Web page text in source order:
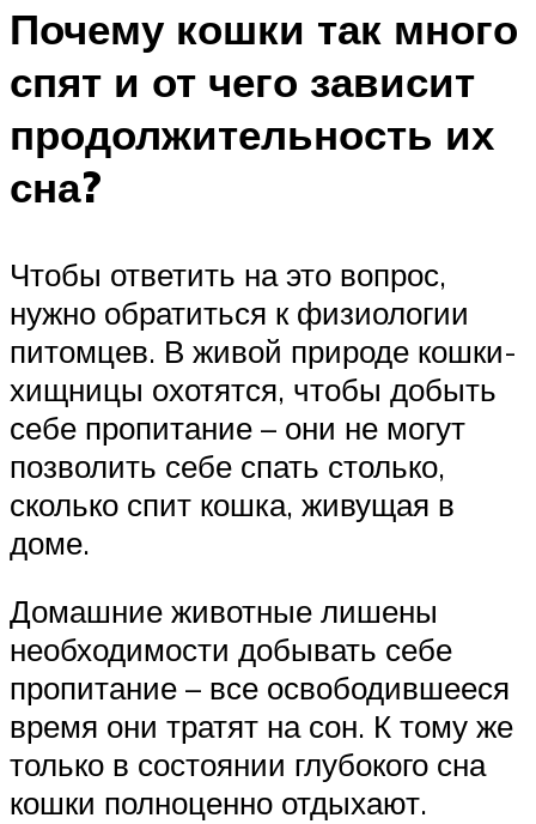
Почему кошки так много
спят и от чего зависит
продолжительность их
сна?
Чтобы ответить на это вопрос,
нужно обратиться к физиологии
питомцев. В живой природе кошки-
хищницы охотятся, чтобы добыть
себе пропитание – они не могут
позволить себе спать столько,
сколько спит кошка, живущая в
доме.
Домашние животные лишены
необходимости добывать себе
пропитание – все освободившееся
время они тратят на сон. К тому же
только в состоянии глубокого сна
кошки полноценно отдыхают.